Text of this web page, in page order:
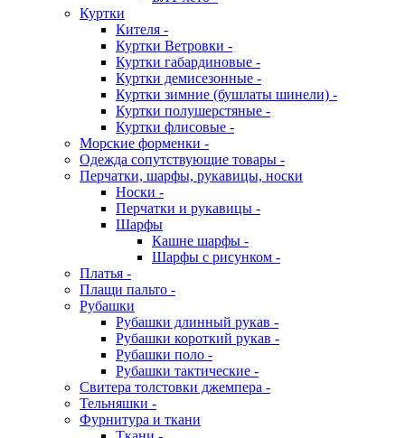
Куртки
Кителя -
Куртки Ветровки -
Куртки габардиновые -
Куртки демисезонные -
Куртки зимние (бушлаты шинели) -
Куртки полушерстяные -
Куртки флисовые -
Морские форменки -
Одежда сопутствующие товары -
Перчатки, шарфы, рукавицы, носки
Носки -
Перчатки и рукавицы -
Шарфы
Кашне шарфы -
Шарфы с рисунком -
Платья -
Плащи пальто -
Рубашки
Рубашки длинный рукав -
Рубашки короткий рукав -
Рубашки поло -
Рубашки тактические -
Свитера толстовки джемпера -
Тельняшки -
Фурнитура и ткани